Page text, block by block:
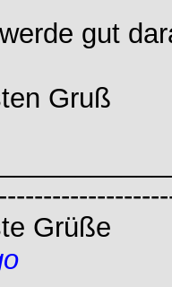
gut
Gruß
Grüße